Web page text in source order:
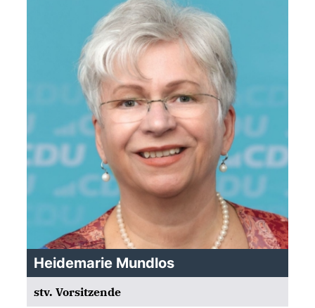
Heidemarie Mundlos
stv. Vorsitzende